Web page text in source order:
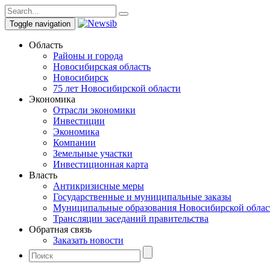
Toggle navigation
Область
Районы и города
Новосибирская область
Новосибирск
75 лет Новосибирской области
Экономика
Отрасли экономики
Инвестиции
Экономика
Компании
Земельные участки
Инвестиционная карта
Власть
Антикризисные меры
Государственные и муниципальные заказы
Муниципальные образования Новосибирской
Трансляции заседаний правительства
Обратная связь
Заказать новости